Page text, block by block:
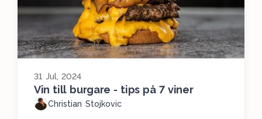
31 Jul, 2024
Vin till burgare - tips på 7 viner
Christian Stojkovic